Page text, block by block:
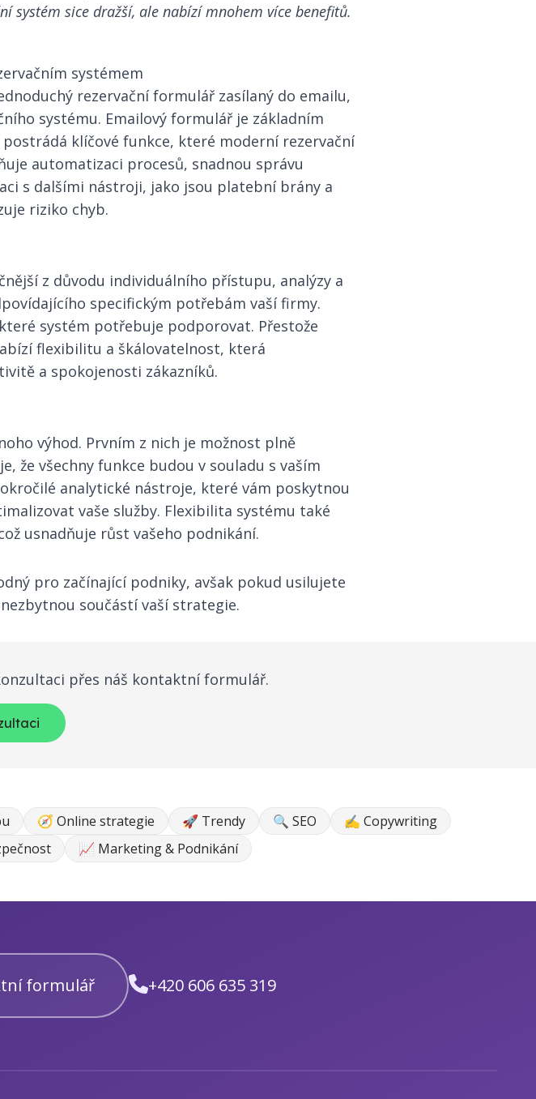
systém sice dražší, ale nabízí mnohem více benefitů.
systémem
rezervační formulář zasílaný do emailu,
systému. Emailový formulář je základním
klíčové funkce, které moderní rezervační
automatizaci procesů, snadnou správu
s dalšími nástroji, jako jsou platební brány a
riziko chyb.
z důvodu individuálního přístupu, analýzy a
specifickým potřebám vaší firmy.
systém potřebuje podporovat. Přestože
flexibilitu a škálovatelnost, která
a spokojenosti zákazníků.
výhod. Prvním z nich je možnost plně
že všechny funkce budou v souladu s vaším
analytické nástroje, které vám poskytnou
vaše služby. Flexibilita systému také
usnadňuje růst vašeho podnikání.
pro začínající podniky, avšak pokud usilujete
součástí vaší strategie.
přes náš kontaktní formulář.
🧭 Online strategie 🚀 Trendy 🔍 SEO
✍ Copywriting
📈 Marketing & Podnikání
formulář +420 606 635 319